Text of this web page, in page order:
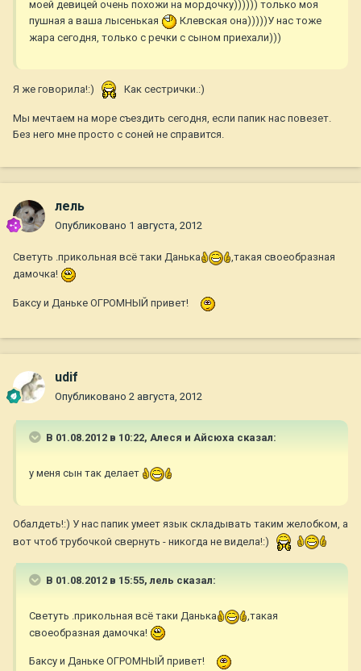
моей девицей очень похожи на мордочку)))))) только моя
пушная а ваша лысенькая
Клевская она)))))У нас тоже
жара сегодня, только с речки с сыном приехали)))
Я же говорила!:) Как сестрички.:)
Мы мечтаем на море съездить сегодня, если папик нас повезет.
Без него мне просто с соней не справится.
лель
Опубликовано 1 августа, 2012
Светуть .прикольная всё таки Данька
,такая своеобразная
дамочка!
Баксу и Даньке ОГРОМНЫЙ привет!
udif
Опубликовано 2 августа, 2012
В 01.08.2012 в 10:22, Алеся и Айсюха сказал:
у меня сын так делает
Обалдеть!:) У нас папик умеет язык складывать таким желобком, а
вот чтоб трубочкой свернуть - никогда не видела!:)
В 01.08.2012 в 15:55, лель сказал:
Светуть .прикольная всё таки Данька
,такая
своеобразная дамочка!
Баксу и Даньке ОГРОМНЫЙ привет!